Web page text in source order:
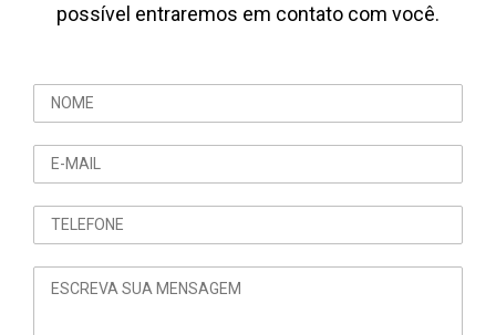
possível entraremos em contato com você.